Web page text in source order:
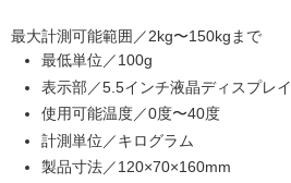
最大計測可能範囲／2kg〜150kgまで
最低単位／100g
表示部／5.5インチ液晶ディスプレイ
使用可能温度／0度〜40度
計測単位／キログラム
製品寸法／120×70×160mm